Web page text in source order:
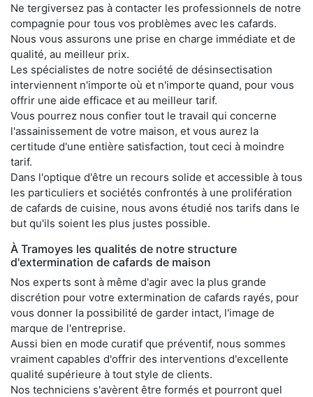
Ne tergiversez pas à contacter les professionnels de notre
compagnie pour tous vos problèmes avec les cafards.
Nous vous assurons une prise en charge immédiate et de
qualité, au meilleur prix.
Les spécialistes de notre société de désinsectisation
interviennent n'importe où et n'importe quand, pour vous
offrir une aide efficace et au meilleur tarif.
Vous pourrez nous confier tout le travail qui concerne
l'assainissement de votre maison, et vous aurez la
certitude d'une entière satisfaction, tout ceci à moindre
tarif.
Dans l'optique d'être un recours solide et accessible à tous
les particuliers et sociétés confrontés à une prolifération
de cafards de cuisine, nous avons étudié nos tarifs dans le
but qu'ils soient les plus justes possible.
À Tramoyes les qualités de notre structure
d'extermination de cafards de maison
Nos experts sont à même d'agir avec la plus grande
discrétion pour votre extermination de cafards rayés, pour
vous donner la possibilité de garder intact, l'image de
marque de l'entreprise.
Aussi bien en mode curatif que préventif, nous sommes
vraiment capables d'offrir des interventions d'excellente
qualité supérieure à tout style de clients.
Nos techniciens s'avèrent être formés et pourront quel